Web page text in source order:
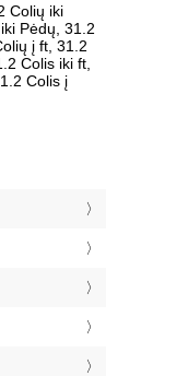
Colių iki
Pėdų, 31.2
į ft, 31.2
Colis iki ft,
Colis į